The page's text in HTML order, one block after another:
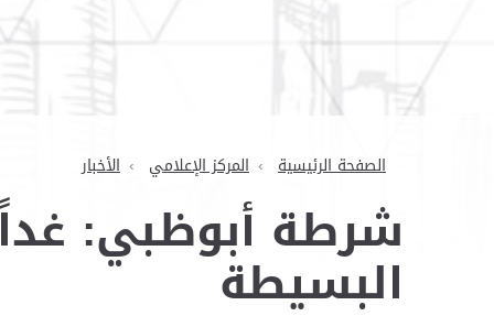
الصفحة الرئيسية المركز الإعلامي الأخبار
شرطة أبوظبي:
البسيطة